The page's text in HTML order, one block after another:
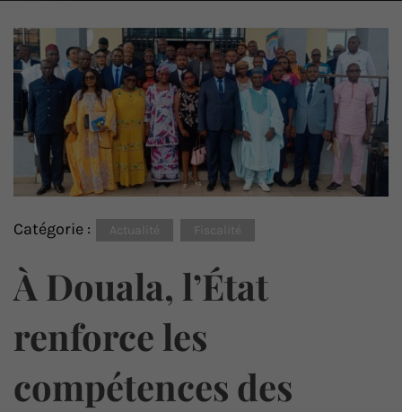
Catégorie : Actualité Fiscalité
À Douala, l’État
renforce les
compétences des